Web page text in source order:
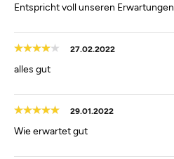
Entspricht voll unseren Erwartungen.
27.02.2022
alles gut
29.01.2022
Wie erwartet gut